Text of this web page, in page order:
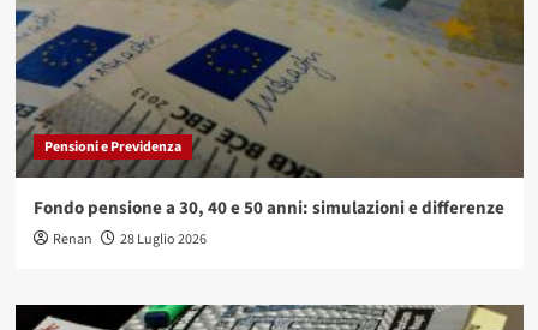
Pensioni e Previdenza
Fondo pensione a 30, 40 e 50 anni: simulazioni e differenze
Renan 28 Luglio 2026